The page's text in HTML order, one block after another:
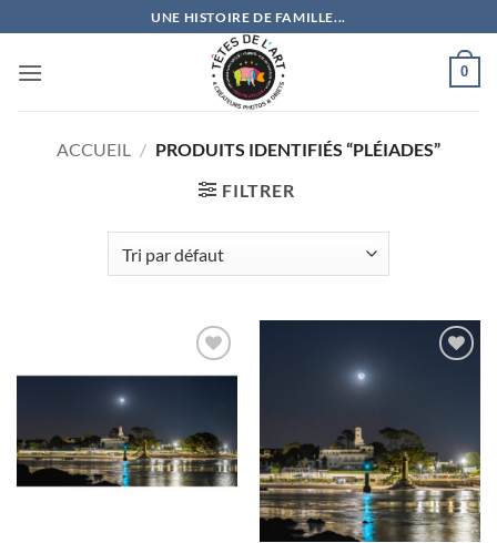
au
contenu
UNE HISTOIRE DE FAMILLE...
0
ACCUEIL / PRODUITS IDENTIFIÉS “PLÉIADES”
FILTRER
Ajouter